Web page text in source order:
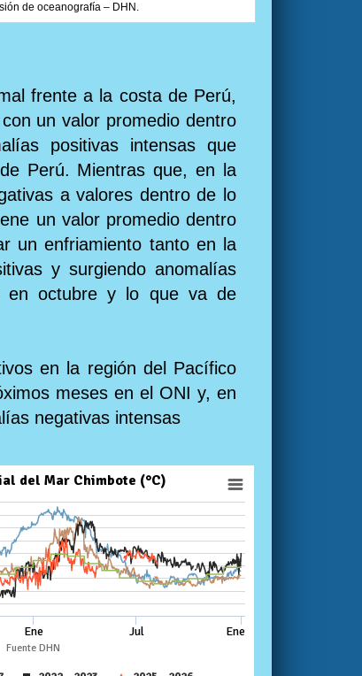
de oceanografía – DHN.
frente a la costa de Perú,
un valor promedio dentro
positivas intensas que
Perú. Mientras que, en la
a valores dentro de lo
un valor promedio dentro
un enfriamiento tanto en la
y surgiendo anomalías
en octubre y lo que va de
en la región del Pacífico
meses en el ONI y, en
negativas intensas